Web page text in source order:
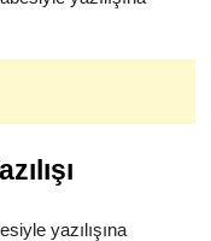
yazılışına